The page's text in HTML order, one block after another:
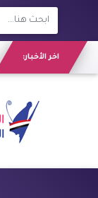
اخر الأخبار:
"الناتو"